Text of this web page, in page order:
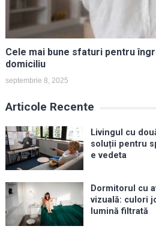
Cele mai bune sfaturi pentru
domiciliu
septembrie 8, 2025
Articole Recente
Livingul cu
soluții pentru
e vedeta
Dormitorul cu
vizuală: culori
lumină filtrată